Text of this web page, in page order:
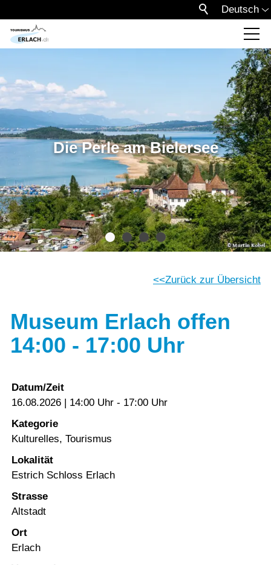
Deutsch
Die Perle am Bielersee
Zurück zur Übersicht
Museum Erlach offen
14:00 - 17:00 Uhr
Datum/Zeit
16.08.2026 | 14:00 Uhr - 17:00 Uhr
Kategorie
Kulturelles, Tourismus
Lokalität
Estrich Schloss Erlach
Strasse
Altstadt
Ort
Erlach